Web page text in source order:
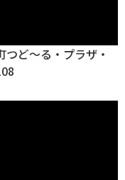
ど～る・プラザ・